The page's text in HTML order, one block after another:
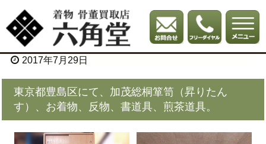
2017年7月29日
東京都豊島区にて、加茂総桐箪笥（昇りたん
す）、お着物、反物、書道具、煎茶道具。